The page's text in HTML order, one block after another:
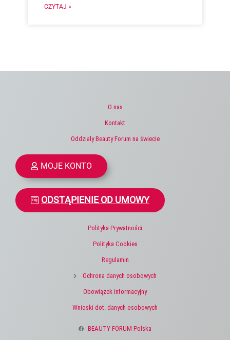
CZYTAJ »
O nas
Kontakt
Oddziały Beauty Forum na świecie
MOJE KONTO
ODSTĄPIENIE OD UMOWY
Polityka Prywatności
Polityka Cookies
Regulamin
Ochrona danych osobowych
Obowiązek informacyjny
Wnioski dot. danych osobowych
BEAUTY FORUM Polska